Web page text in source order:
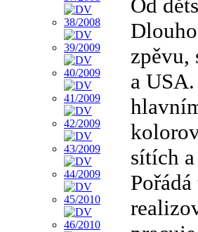
Od
zpěvu,
a
sítích